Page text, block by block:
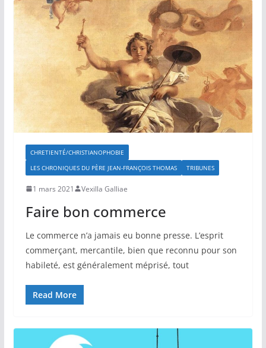
CHRETIENTÉ/CHRISTIANOPHOBIE
LES CHRONIQUES DU PÈRE JEAN-FRANÇOIS THOMAS
TRIBUNES
1 mars 2021 Vexilla Galliae
Faire bon commerce
Le commerce n’a jamais eu bonne presse. L’esprit
commerçant, mercantile, bien que reconnu pour son
habileté, est généralement méprisé, tout
Read More